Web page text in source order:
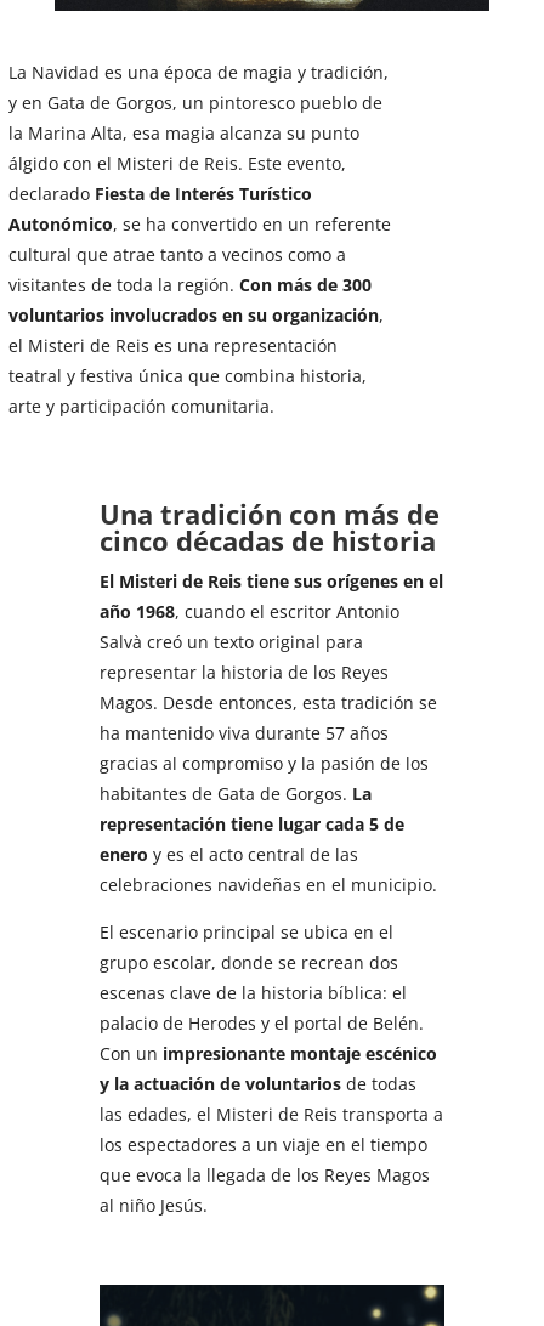
La Navidad es una época de magia y tradición,
y en Gata de Gorgos, un pintoresco pueblo de
la Marina Alta, esa magia alcanza su punto
álgido con el Misteri de Reis. Este evento,
declarado Fiesta de Interés Turístico
Autonómico, se ha convertido en un referente
cultural que atrae tanto a vecinos como a
visitantes de toda la región.Con más de 300
voluntarios involucrados en su organización,
el Misteri de Reis es una representación
teatral y festiva única que combina historia,
arte y participación comunitaria.
Una tradición con más de
cinco décadas de historia
El Misteri de Reis tiene sus orígenes en el
año 1968, cuando el escritor Antonio
Salvà creó un texto original para
representar la historia de los Reyes
Magos. Desde entonces, esta tradición se
ha mantenido viva durante 57 años
gracias al compromiso y la pasión de los
habitantes de Gata de Gorgos. La
representación tiene lugar cada 5 de
enero y es el acto central de las
celebraciones navideñas en el municipio.
El escenario principal se ubica en el
grupo escolar, donde se recrean dos
escenas clave de la historia bíblica: el
palacio de Herodes y el portal de Belén.
Con un impresionante montaje escénico
y la actuación de voluntarios de todas
las edades, el Misteri de Reis transporta a
los espectadores a un viaje en el tiempo
que evoca la llegada de los Reyes Magos
al niño Jesús.